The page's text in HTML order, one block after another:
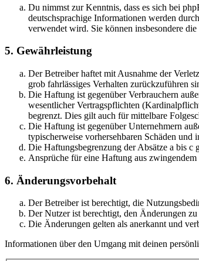
Du nimmst zur Kenntnis, dass es sich bei
deutschsprachige Informationen werden
verwendet wird. Sie können insbesondere
5. Gewährleistung
Der Betreiber haftet mit Ausnahme der
grob fahrlässiges Verhalten zurückzuführen
Die Haftung ist gegenüber Verbrauchern
wesentlicher Vertragspflichten
begrenzt. Dies gilt auch für mittelbare
Die Haftung ist gegenüber Unternehmern
typischerweise vorhersehbaren Schäden
Die Haftungsbegrenzung der Absätze a bis
Ansprüche für eine Haftung aus
6. Änderungsvorbehalt
Der Betreiber ist berechtigt, die
Der Nutzer ist berechtigt, den Änderungen
Die Änderungen gelten als anerkannt und
Informationen über den Umgang mit deinen